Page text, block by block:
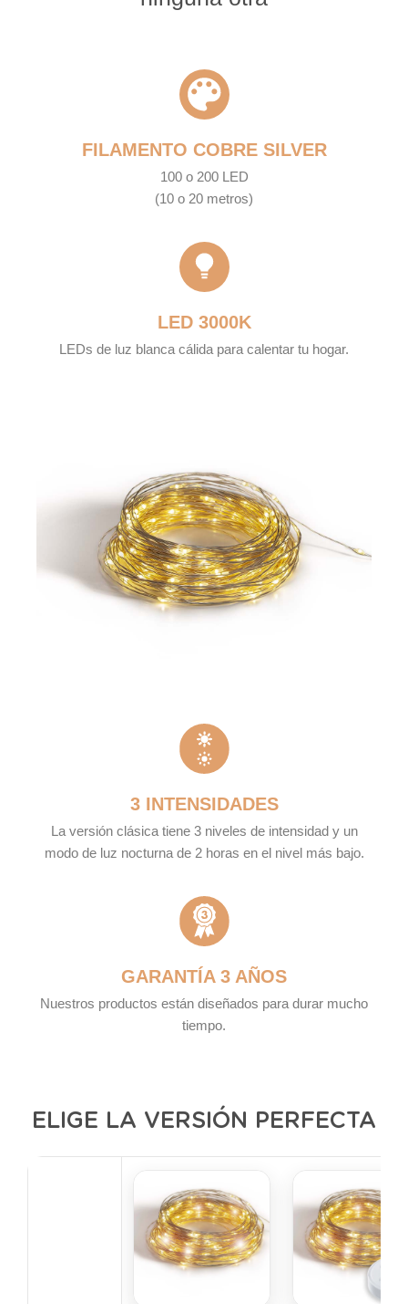
FILAMENTO COBRE SILVER
100 o 200 LED
(10 o 20 metros)
LED 3000K
LEDs de luz blanca cálida para calentar tu hogar.
3 INTENSIDADES
La versión clásica tiene 3 niveles de intensidad y un
modo de luz nocturna de 2 horas en el nivel más bajo.
GARANTÍA 3 AÑOS
Nuestros productos están diseñados para durar mucho
tiempo.
ELIGE LA VERSIÓN PERFECTA